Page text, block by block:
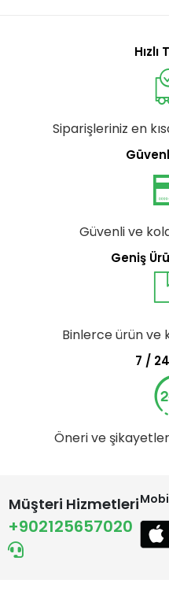
Siparişleriniz en
Güvenli ve
Geniş
Binlerce ürün ve
7 /
Öneri ve
Müşteri Hizmetleri
+902125657020